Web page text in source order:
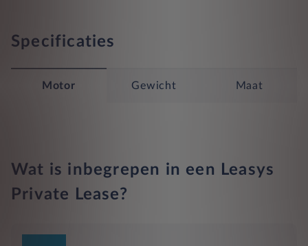
Specificaties
Motor Gewicht Maat
Wat is inbegrepen in een Leasys
Private Lease?